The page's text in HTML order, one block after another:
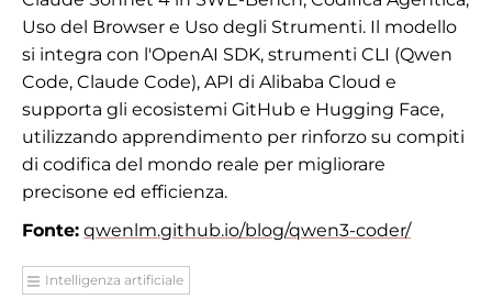
Uso del Browser e Uso degli Strumenti. Il modello
si integra con l'OpenAI SDK, strumenti CLI (Qwen
Code, Claude Code), API di Alibaba Cloud e
supporta gli ecosistemi GitHub e Hugging Face,
utilizzando apprendimento per rinforzo su compiti
di codifica del mondo reale per migliorare
precisone ed efficienza.
Fonte: qwenlm.github.io/blog/qwen3-coder/
Intelligenza artificiale